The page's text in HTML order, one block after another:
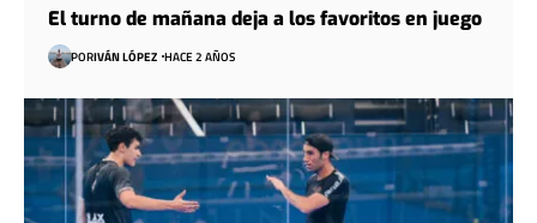
El turno de mañana deja a los favoritos en juego
PORIVÁN LÓPEZ HACE 2 AÑOS